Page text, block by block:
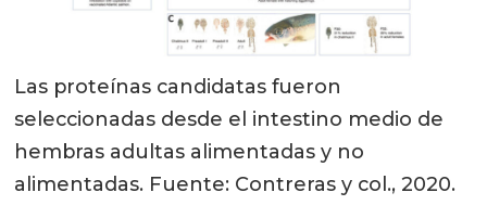
Las proteínas candidatas fueron
seleccionadas desde el intestino medio de
hembras adultas alimentadas y no
alimentadas. Fuente: Contreras y col., 2020.